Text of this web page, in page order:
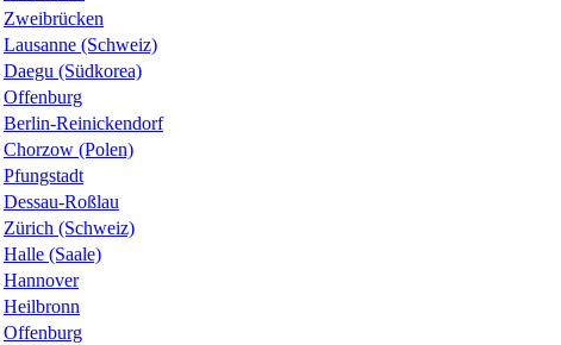
Zweibrücken
Lausanne (Schweiz)
Daegu (Südkorea)
Offenburg
Berlin-Reinickendorf
Chorzow (Polen)
Pfungstadt
Dessau-Roßlau
Zürich (Schweiz)
Halle (Saale)
Hannover
Heilbronn
Offenburg